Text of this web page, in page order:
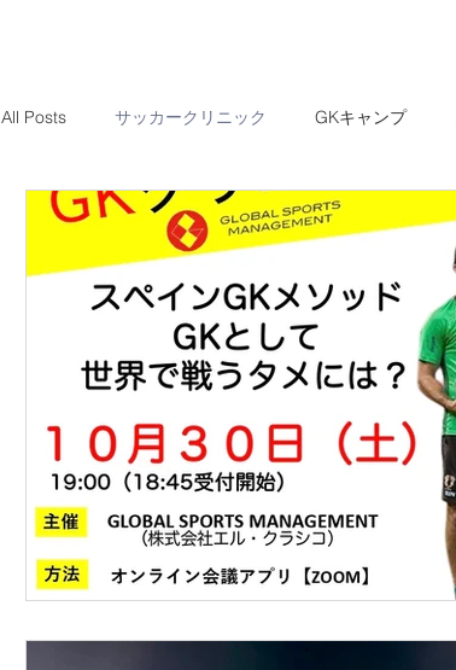
All Posts サッカークリニック GKキャンプ
体験のお知らせ レアルソシエダ